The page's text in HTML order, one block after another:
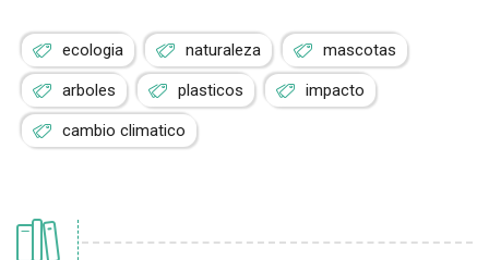
ecologia naturaleza mascotas
arboles plasticos impacto
cambio climatico